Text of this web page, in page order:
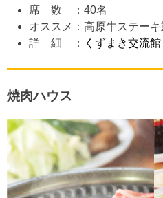
席 数 ：40名
オススメ：高原牛ステーキ
詳 細 ：
くずまき交流
焼肉ハウス